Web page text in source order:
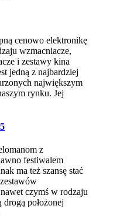
cenowo elektronikę
wzmacniacze,
i zestawy kina
jedną z najbardziej
największym
rynku. Jej
z
festiwalem
ma też szansę stać
czymś w rodzaju
położonej